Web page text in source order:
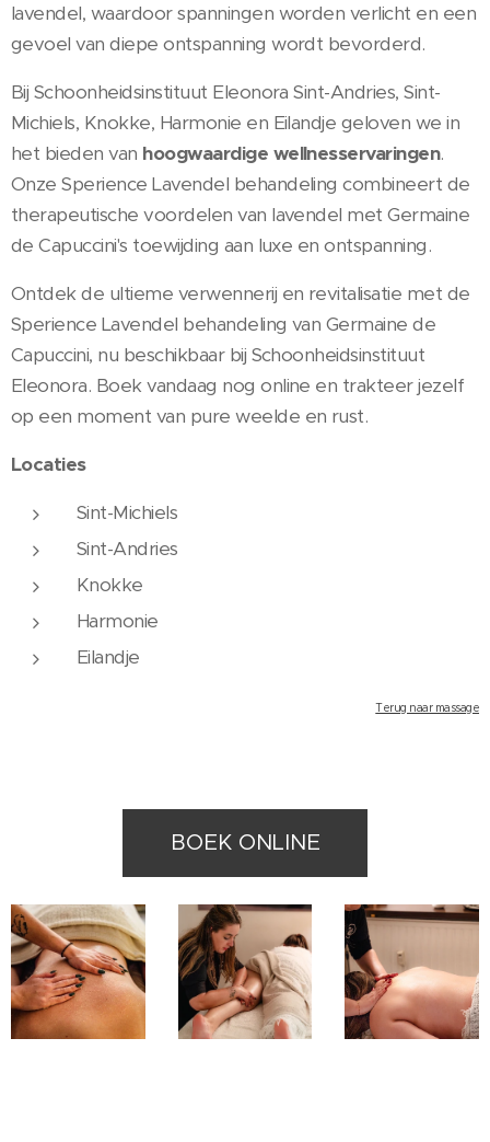
lavendel, waardoor spanningen worden verlicht en een
gevoel van diepe ontspanning wordt bevorderd.
Bij Schoonheidsinstituut Eleonora Sint-Andries, Sint-
Michiels, Knokke, Harmonie en Eilandje geloven we in
het bieden van hoogwaardige wellnesservaringen.
Onze Sperience Lavendel behandeling combineert de
therapeutische voordelen van lavendel met Germaine
de Capuccini's toewijding aan luxe en ontspanning.
Ontdek de ultieme verwennerij en revitalisatie met de
Sperience Lavendel behandeling van Germaine de
Capuccini, nu beschikbaar bij Schoonheidsinstituut
Eleonora. Boek vandaag nog online en trakteer jezelf
op een moment van pure weelde en rust.
Locaties
Sint-Michiels
Sint-Andries
Knokke
Harmonie
Eilandje
Terug naar massage
BOEK ONLINE